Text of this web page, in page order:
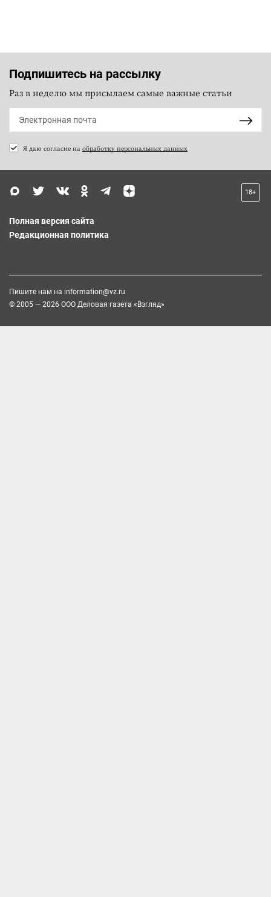
Подпишитесь на рассылку
Раз в неделю мы присылаем самые важные статьи
Я даю согласие на обработку персональных данных
18+
Полная версия сайта
Редакционная политика
Пишите нам на information@vz.ru
© 2005 — 2026 ООО Деловая газета «Взгляд»